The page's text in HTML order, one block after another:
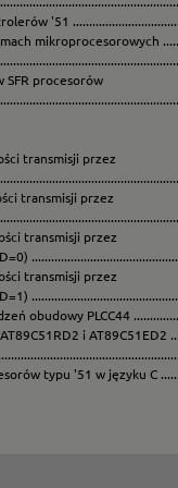
'51
mikroprocesorowych
procesorów
transmisji przez
transmisji przez
transmisji przez
transmisji przez
obudowy PLCC44
i AT89C51ED2
typu '51 w języku C